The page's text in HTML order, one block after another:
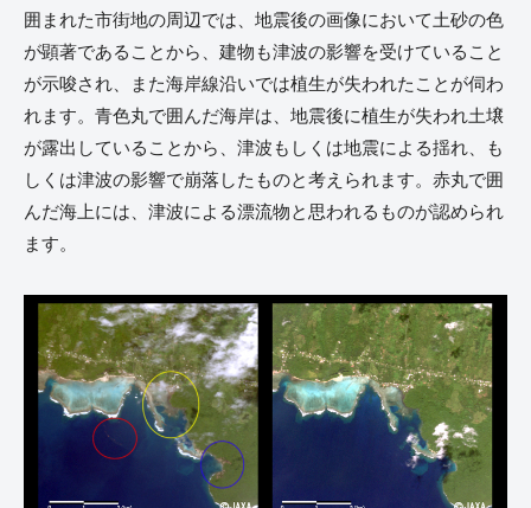
囲まれた市街地の周辺では、地震後の画像において土砂の色
が顕著であることから、建物も津波の影響を受けていること
が示唆され、また海岸線沿いでは植生が失われたことが伺わ
れます。青色丸で囲んだ海岸は、地震後に植生が失われ土壌
が露出していることから、津波もしくは地震による揺れ、も
しくは津波の影響で崩落したものと考えられます。赤丸で囲
んだ海上には、津波による漂流物と思われるものが認められ
ます。